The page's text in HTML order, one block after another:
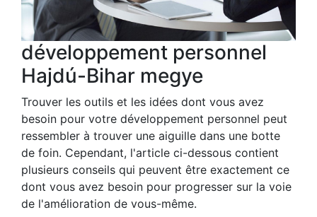
développement personnel
Hajdú-Bihar megye
Trouver les outils et les idées dont vous avez
besoin pour votre développement personnel peut
ressembler à trouver une aiguille dans une botte
de foin. Cependant, l'article ci-dessous contient
plusieurs conseils qui peuvent être exactement ce
dont vous avez besoin pour progresser sur la voie
de l'amélioration de vous-même.